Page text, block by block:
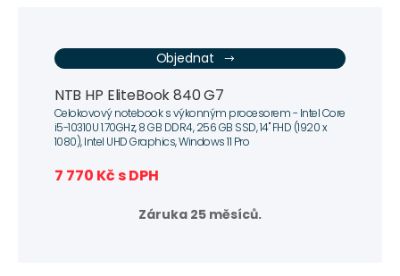
Objednat
NTB HP EliteBook 840 G7
Celokovový notebook s výkonným procesorem - Intel Core
i5-10310U 1.70GHz, 8 GB DDR4, 256 GB SSD, 14" FHD (1920 x
1080), Intel UHD Graphics, Windows 11 Pro
7 770 Kč s DPH
Záruka 25 měsíců.